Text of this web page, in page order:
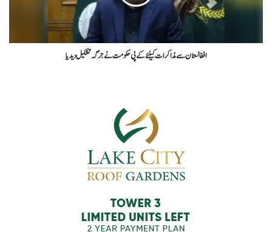
افغانستان سے مذاکرات کیلئے کے پی حکومت نے جرگہ تشکیل دیدیا